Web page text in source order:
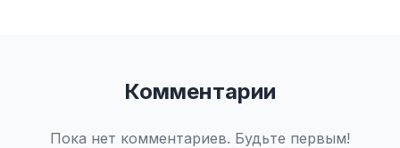
Комментарии
Пока нет комментариев. Будьте первым!